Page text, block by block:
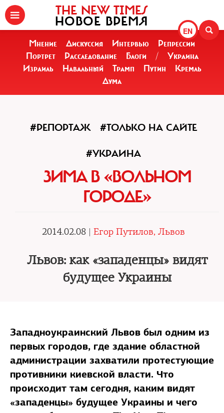
EN
THE NEW TIMES
НОВОЕ ВРЕМЯ
Мнение Дискуссия Интервью
Репрессии
Портрет
Расследование Блоги /
Украина
Израиль
Навальный Трамп Путин
Кремль
Дума
#РЕПОРТАЖ #ТОЛЬКО НА САЙТЕ
#УКРАИНА
ЗИМА В «ВОЛЬНОМ
ГОРОДЕ»
2014.02.08 | Егор Путилов, Львов
Львов: как «западенцы» видят
будущее Украины
Западноукраинский Львов был одним из
первых городов, где здание областной
администрации захватили протестующие
противники киевской власти. Что
происходит там сегодня, каким видят
«западенцы» будущее Украины и чего